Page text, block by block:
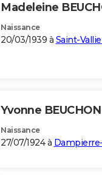
Madeleine
Naissance
20/03/1939 à Saint-
Yvonne BEUCHON
Naissance
27/07/1924 à